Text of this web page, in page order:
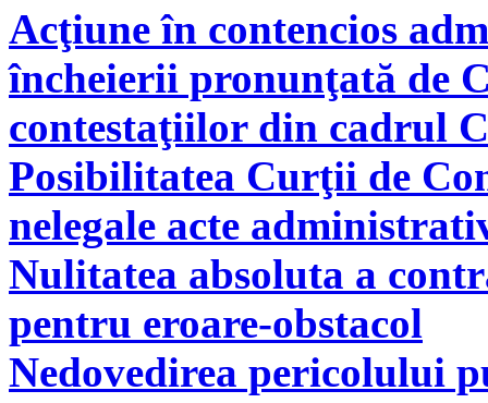
Acţiune în contencios
încheierii pronunţată de
contestaţiilor din cadrul
Posibilitatea Curţii de
nelegale acte
Nulitatea absoluta a
pentru eroare-obstacol
Nedovedirea pericolului